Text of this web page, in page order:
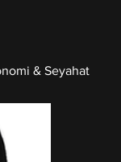
& Seyahat